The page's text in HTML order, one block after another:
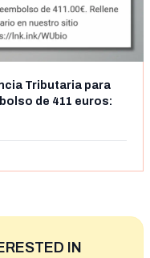
Tributaria para
de 411 euros:
IN